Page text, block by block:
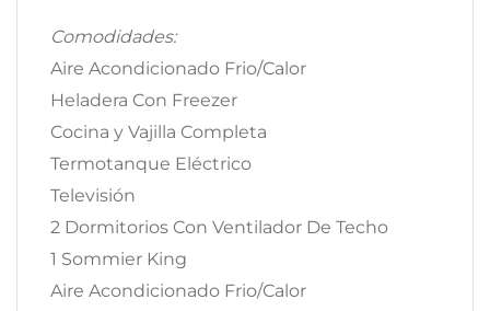
Comodidades:
Aire Acondicionado Frio/Calor
Heladera Con Freezer
Cocina y Vajilla Completa
Termotanque Eléctrico
Televisión
2 Dormitorios Con Ventilador De Techo
1 Sommier King
Aire Acondicionado Frio/Calor